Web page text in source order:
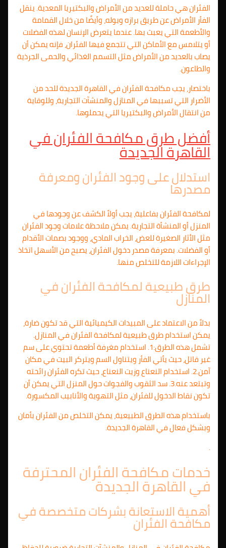
الفئران هي حاملة للعديد من الأمراض والبكتيريا المعدية. ينقل
الفأر الأمراض عن طريق برازه وبوله، وأيضًا من خلال القمامة
والأطعمة التي يعبث بها. عندما يتعرض الإنسان لهذه الفضلات
أو يتلامس مع الأماكن التي تتجمع فيها الفئران، فإنه يمكن أن
يصاب بالعديد من الأمراض مثل التسمم الغذائي والحمى الجرذية
والطاعون.
باختصار، يجب مكافحة الفئران في القاهرة الجديدة للحد من
الأضرار التي تسببها في المنازل والمنشآت التجارية، وللوقاية
من انتقال الأمراض والبكتيريا التي يحملوها.
أفضل طرق مكافحة الفئران في
القاهرة الجديدة
استدلال على وجود الفئران ومعرفة
مصدرها
لمكافحة الفئران بفاعلية، يجب أولاً الكشف عن وجودها في
المنزل أو المنشأة التجارية. يمكن ملاحظة علامات وجود الفئران
مثل الأثار الصغيرة للعض، الخراب المادي، ووجود بصمات الأقدام
أو الفضلات. بمعرفة مصدر دخول الفئران، يصبح من الأسهل اتخاذ
الإجراءات اللازمة للتخلص منها.
طرق طبيعية لمكافحة الفئران في
المنازل
بدلاً من الاعتماد على المبيدات الكيميائية التي قد تكون ضارة،
يمكن استخدام طرق طبيعية لمكافحة الفئران في المنازل.
تشمل هذه الطرق:1. استخدام مغرفة أطعمة تحتوي على سم
غير قاتل، حيث يأتي الفأر ويتناول السم ويتركر البيت في مكان
آمن.2. استخدام النعناع وزيت النعناع، حيث تكره الفئران رائحته
وتبتعد عنه.3. سد الثقوب والفجوات حول المنزل التي يمكن أن
تكون نقاط الدخول للفئران، مثل التهوية والأنابيب المكسورة.
باستخدام هذه الطرق الطبيعية، يمكن التخلص من الفئران بأمان
وبشكل فعال في القاهرة الجديدة.
.
خدمات مكافحة الفئران المحترفة
في القاهرة الجديدة
أهمية الاستعانة بشركات متخصصة في
مكافحة الفئران